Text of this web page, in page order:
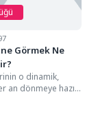
Görmek Ne
o dinamik,
an dönmeye hazır